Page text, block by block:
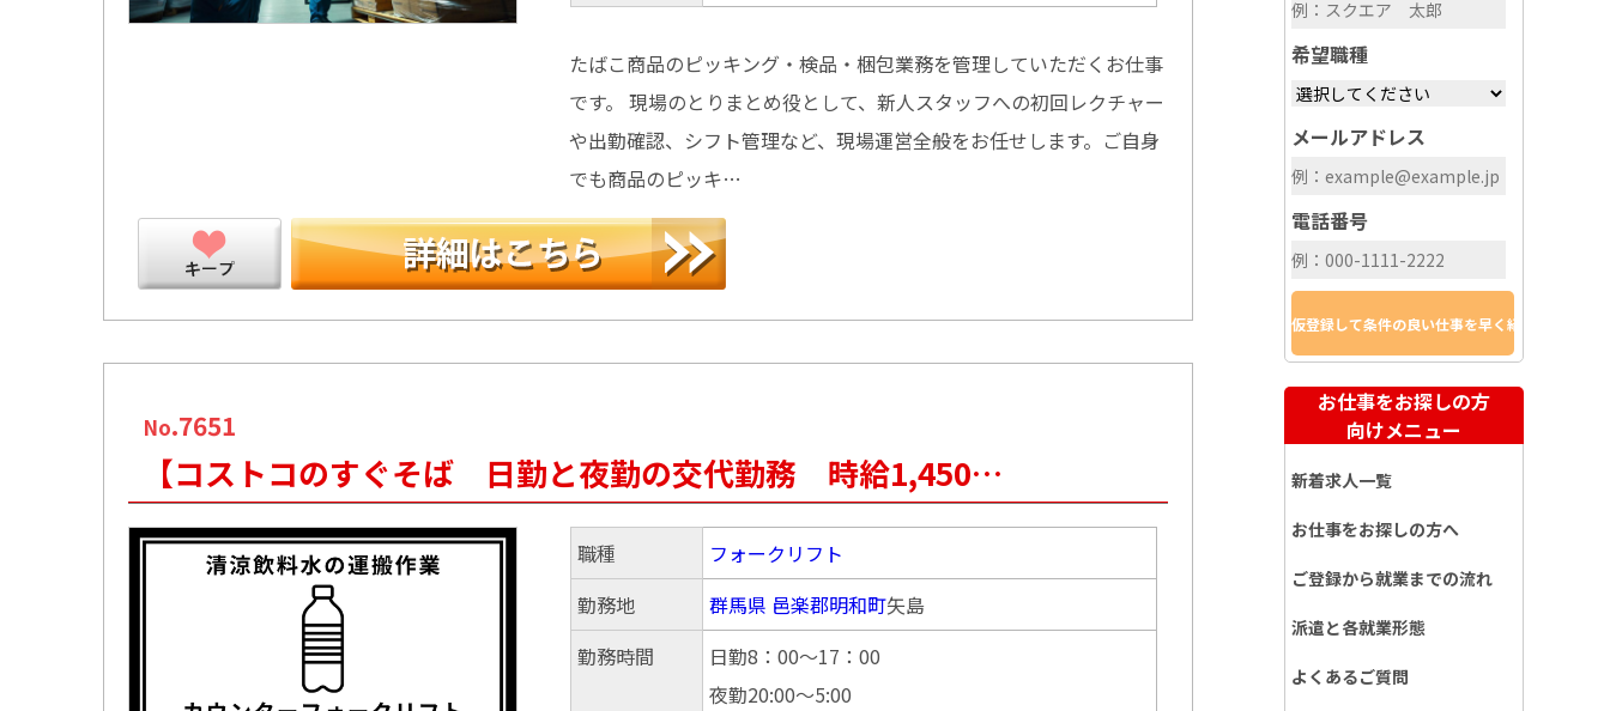
たばこ商品のピッキング・検品・梱包業務を管理していただくお仕事
です。 現場のとりまとめ役として、新人スタッフへの初回レクチャー
や出勤確認、シフト管理など、現場運営全般をお任せします。ご自身
でも商品のピッキ…
No.7651
【コストコのすぐそば 日勤と夜勤の交代勤務 時給1,450…
職種
フォークリフト
勤務地
群馬県 邑楽郡明和町矢島
勤務時間
日勤8：00～17：00
夜勤20:00～5:00
希望職種
メールアドレス
電話番号
お仕事をお探しの方
向けメニュー
新着求人一覧
お仕事をお探しの方へ
ご登録から就業までの流れ
派遣と各就業形態
よくあるご質問